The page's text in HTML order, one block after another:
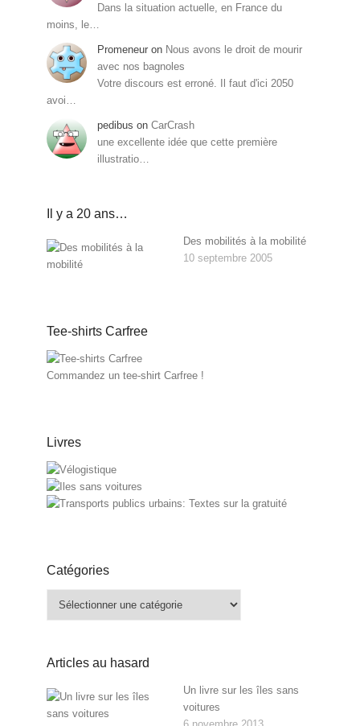
Dans la situation actuelle, en France du
moins, le…
Promeneur on Nous avons le droit de mourir
avec nos bagnoles
Votre discours est erroné. Il faut d'ici 2050
avoi…
pedibus on CarCrash
une excellente idée que cette première
illustratio…
Il y a 20 ans…
Des mobilités à la mobilité
10 septembre 2005
Tee-shirts Carfree
Commandez un tee-shirt Carfree !
Livres
Catégories
Articles au hasard
Un livre sur les îles sans
voitures